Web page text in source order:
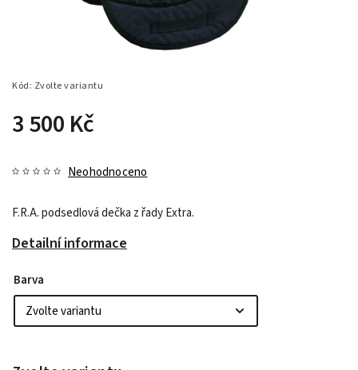
Kód: Zvolte variantu
3 500 Kč
Neohodnoceno
F.R.A. podsedlová dečka z řady Extra.
Detailní informace
Barva